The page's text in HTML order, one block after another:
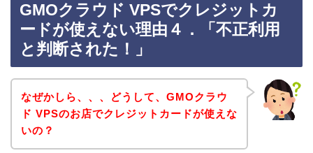
GMOクラウド VPSでクレジットカ
ードが使えない理由４．「不正利用
と判断された！」
なぜかしら、、、どうして、GMOクラウ
ド VPSのお店でクレジットカードが使えな
いの？